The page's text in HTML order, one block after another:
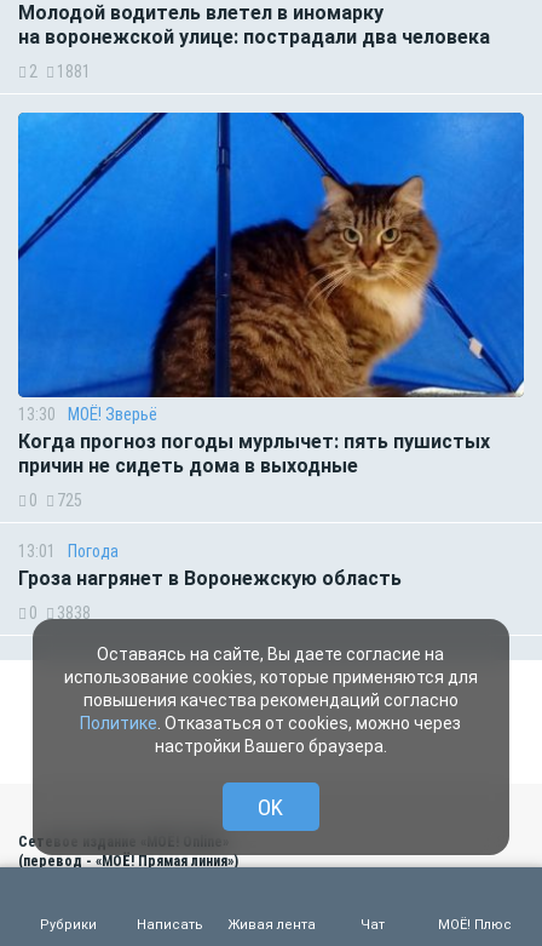
Молодой водитель влетел в иномарку
на воронежской улице: пострадали два человека
2 1881
13:30 МОЁ! Зверьё
Когда прогноз погоды мурлычет: пять пушистых
причин не сидеть дома в выходные
0 725
13:01 Погода
Гроза нагрянет в Воронежскую область
0 3838
Сетевое издание «МОЁ! Online»
(перевод - «МОЁ! Прямая линия»)
коммуникаций (Роскомнадзор)
Рубрики Написать Живая лента Чат МОЁ! Плюс
Оставаясь на сайте, Вы даете согласие на
использование cookies, которые применяются для
повышения качества рекомендаций согласно
Политике . Отказаться от cookies, можно через
настройки Вашего браузера.
OK